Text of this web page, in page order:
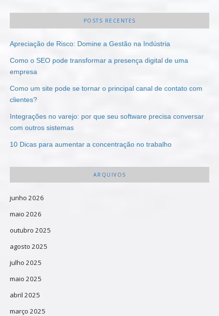
POSTS RECENTES
Apreciação de Risco: Domine a Gestão na Indústria
Como o SEO pode transformar a presença digital de uma
empresa
Como um site pode se tornar o principal canal de contato com
clientes?
Integrações no varejo: por que seu software precisa conversar
com outros sistemas
10 Dicas para aumentar a concentração no trabalho
ARQUIVOS
junho 2026
maio 2026
outubro 2025
agosto 2025
julho 2025
maio 2025
abril 2025
março 2025